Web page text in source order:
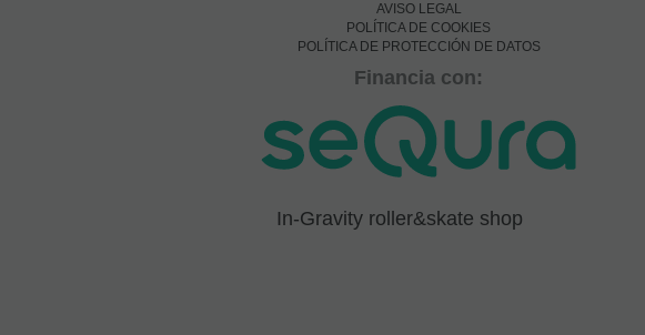
AVISO LEGAL
POLÍTICA DE COOKIES
POLÍTICA DE PROTECCIÓN DE DATOS
Financia con:
In-Gravity roller&skate shop